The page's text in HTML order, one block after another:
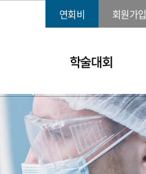
연회비 회원가입
학술대회